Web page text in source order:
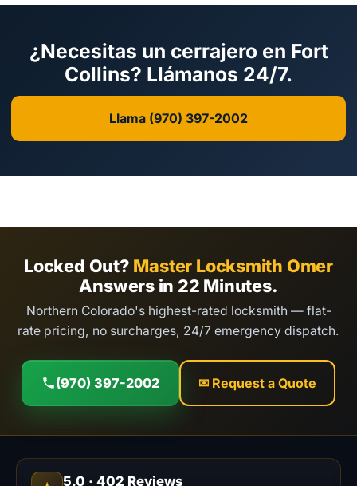
¿Necesitas un cerrajero en Fort
Collins? Llámanos 24/7.
Llama (970) 397-2002
Locked Out? Master Locksmith Omer
Answers in 22 Minutes.
Northern Colorado's highest-rated locksmith — flat-
rate pricing, no surcharges, 24/7 emergency dispatch.
(970) 397-2002 ✉ Request a Quote
5.0 · 402 Reviews